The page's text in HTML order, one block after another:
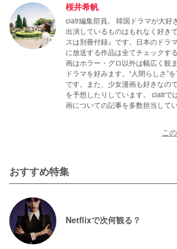
桜井希帆
ciatr編集部員。 韓国ドラマが大好
出演しているものはもれなく好き
スは別冊付録』です。日本のドラ
に放送する作品は全てチェックす
画はホラー・グロ以外は幅広く観
ドラマを好みます。“人間らしさ”
です。また、少女漫画も好きなの
を予想したりしています。 ciatrで
画についての記事を多数担当してい
こ
おすすめ特集
Netflixで次何観る？